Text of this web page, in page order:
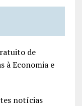
de
à Economia e
notícias